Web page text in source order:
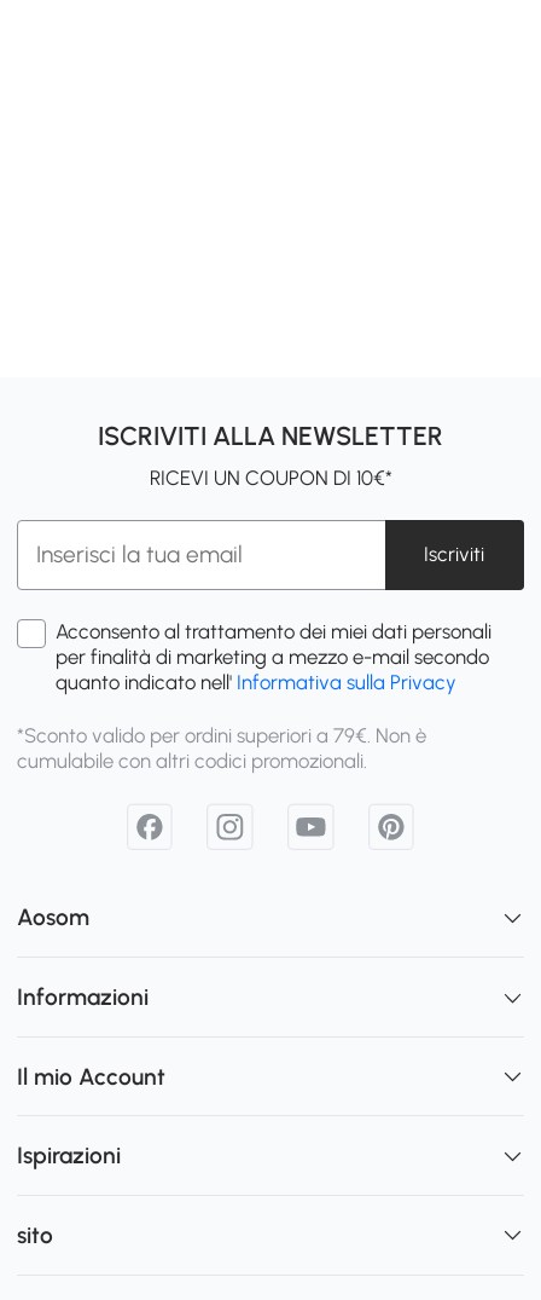
ISCRIVITI ALLA NEWSLETTER
RICEVI UN COUPON DI 10€*
Iscriviti
Acconsento al trattamento dei miei dati personali
per finalità di marketing a mezzo e-mail secondo
quanto indicato nell' Informativa sulla Privacy
*Sconto valido per ordini superiori a 79€. Non è
cumulabile con altri codici promozionali.
Aosom
Informazioni
Il mio Account
Ispirazioni
sito